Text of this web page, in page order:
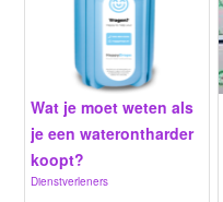
Wat je moet weten als
je een waterontharder
koopt?
Dienstverleners